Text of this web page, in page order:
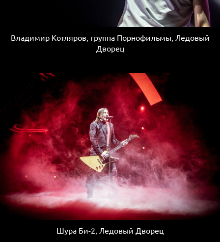
Владимир Котляров, группа Порнофильмы, Ледовый
Дворец
Шура Би-2, Ледовый Дворец